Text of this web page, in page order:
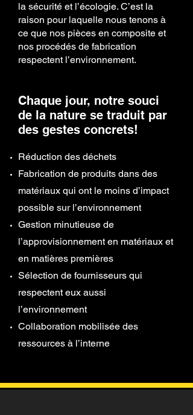
la sécurité et l’écologie. C’est la
raison pour laquelle nous tenons à
ce que nos pièces en composite et
nos procédés de fabrication
respectent l’environnement.
Chaque jour, notre souci
de la nature se traduit par
des gestes concrets!
Réduction des déchets
Fabrication de produits dans des
matériaux qui ont le moins d’impact
possible sur l’environnement
Gestion minutieuse de
l’approvisionnement en matériaux et
en matières premières
Sélection de fournisseurs qui
respectent eux aussi
l’environnement
Collaboration mobilisée des
ressources à l’interne